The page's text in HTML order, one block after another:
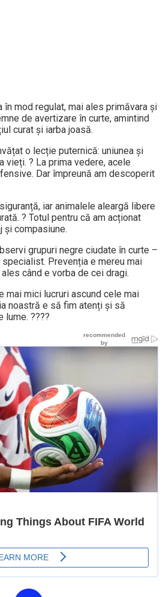
mod regulat, mai ales primăvara și
de avertizare în curte, amintind
curat și iarba joasă.
o lecție puternică: uniunea și
vieți. ? La prima vedere, acele
Dar împreună am descoperit
iar animalele aleargă libere
?️ Totul pentru că am acționat
și compasiune.
grupuri negre ciudate în curte –
specialist. Prevenția e mereu mai
când e vorba de cei dragi.
mai mici lucruri ascund cele mai
noastră e să fim atenți și să
lume. ?‍?‍?‍?